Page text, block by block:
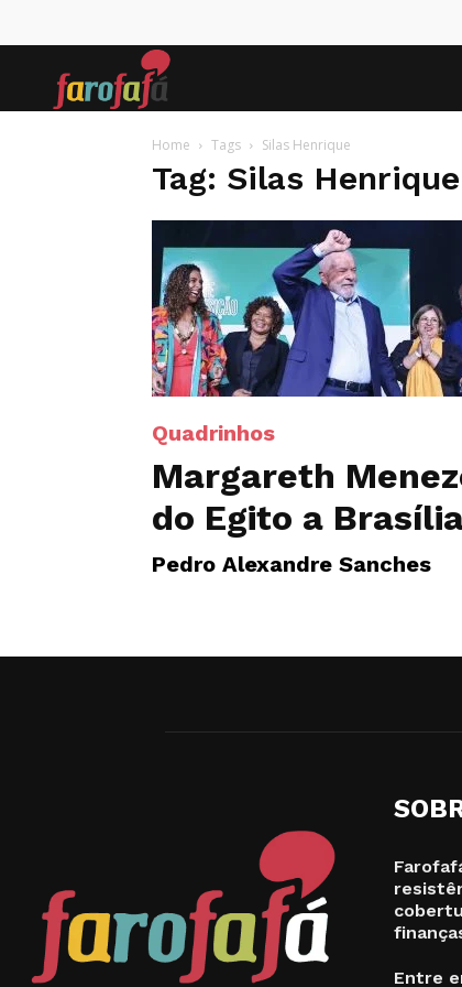
Home Tags Silas Henrique
Tag: Silas Henrique
Quadrinhos
Margareth
do Egito a
Pedro Alexandre Sanches
Entre